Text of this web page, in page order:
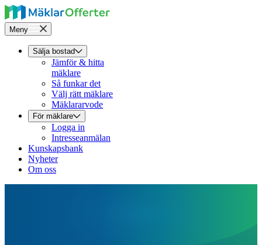
Meny
Sälja bostad
Jämför & hitta
mäklare
Så funkar det
Välj rätt mäklare
Mäklararvode
För mäklare
Logga in
Intresseanmälan
Kunskapsbank
Nyheter
Om oss